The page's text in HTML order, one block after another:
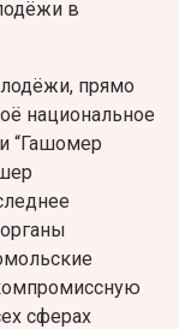
в
прямо
национальное
“Гашомер
сферах